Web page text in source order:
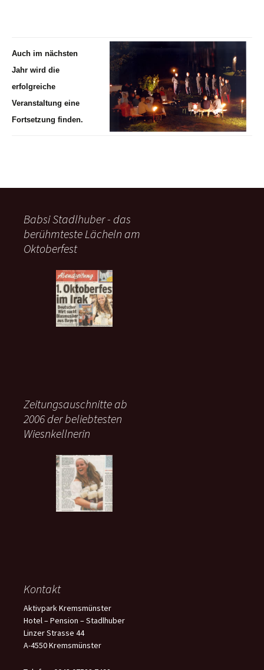
Auch im nächsten
Jahr wird die
erfolgreiche
Veranstaltung eine
Fortsetzung finden.
Babsi Stadlhuber - das
berühmteste Lächeln am
Oktoberfest
Zeitungsauschnitte ab
2006 der beliebtesten
Wiesnkellnerin
Kontakt
Aktivpark Kremsmünster
Hotel – Pension – Stadlhuber
Linzer Strasse 44
A-4550 Kremsmünster